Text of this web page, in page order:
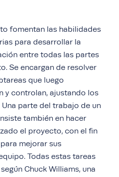
fomentan las habilidades
para desarrollar la
entre todas las partes
Se encargan de resolver
que luego
y controlan, ajustando los
parte del trabajo de un
también en hacer
el proyecto, con el fin
mejorar sus
Todas estas tareas
Chuck Williams, una